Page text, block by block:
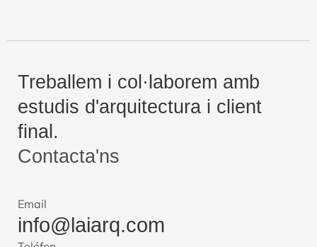
Treballem i col·laborem amb
estudis d'arquitectura i client
final.
Contacta'ns
Email
info@laiarq.com